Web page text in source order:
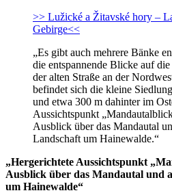
>> Lužické a Žitavské hory –
Gebirge<<
„Es gibt auch mehrere Bänke
die entspannende Blicke auf
der alten Straße an der
befindet sich die kleine
und etwa 300 m dahinter im
Aussichtspunkt
Ausblick über das Mandautal
Landschaft um Hainewalde.“
„Hergerichtete Aussichtspunkt
Ausblick über das Mandautal und
um Hainewalde“